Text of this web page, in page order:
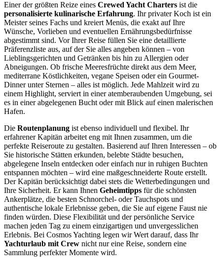
Einer der größten Reize eines Crewed Yacht Charters ist die
personalisierte kulinarische Erfahrung. Ihr privater Koch ist ein
Meister seines Fachs und kreiert Menüs, die exakt auf Ihre
Wünsche, Vorlieben und eventuellen Ernährungsbedürfnisse
abgestimmt sind. Vor Ihrer Reise füllen Sie eine detaillierte
Präferenzliste aus, auf der Sie alles angeben können – von
Lieblingsgerichten und Getränken bis hin zu Allergien oder
Abneigungen. Ob frische Meeresfrüchte direkt aus dem Meer,
mediterrane Köstlichkeiten, vegane Speisen oder ein Gourmet-
Dinner unter Sternen – alles ist möglich. Jede Mahlzeit wird zu
einem Highlight, serviert in einer atemberaubenden Umgebung, sei
es in einer abgelegenen Bucht oder mit Blick auf einen malerischen
Hafen.
Die Routenplanung ist ebenso individuell und flexibel. Ihr
erfahrener Kapitän arbeitet eng mit Ihnen zusammen, um die
perfekte Reiseroute zu gestalten. Basierend auf Ihren Interessen – ob
Sie historische Stätten erkunden, belebte Städte besuchen,
abgelegene Inseln entdecken oder einfach nur in ruhigen Buchten
entspannen möchten – wird eine maßgeschneiderte Route erstellt.
Der Kapitän berücksichtigt dabei stets die Wetterbedingungen und
Ihre Sicherheit. Er kann Ihnen Geheimtipps für die schönsten
Ankerplätze, die besten Schnorchel- oder Tauchspots und
authentische lokale Erlebnisse geben, die Sie auf eigene Faust nie
finden würden. Diese Flexibilität und der persönliche Service
machen jeden Tag zu einem einzigartigen und unvergesslichen
Erlebnis. Bei Cosmos Yachting legen wir Wert darauf, dass Ihr
Yachturlaub mit Crew nicht nur eine Reise, sondern eine
Sammlung perfekter Momente wird.